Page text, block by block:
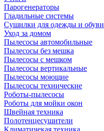
Парогенераторы
Гладильные системы
Сушилки для одежды и обуви
Уход за домом
Пылесосы автомобильные
Пылесосы без мешка
Пылесосы с мешком
Пылесосы вертикальные
Пылесосы моющие
Пылесосы технические
Роботы-пылесосы
Роботы для мойки окон
Швейная техника
Полотенцесушители
Климатичекая техника